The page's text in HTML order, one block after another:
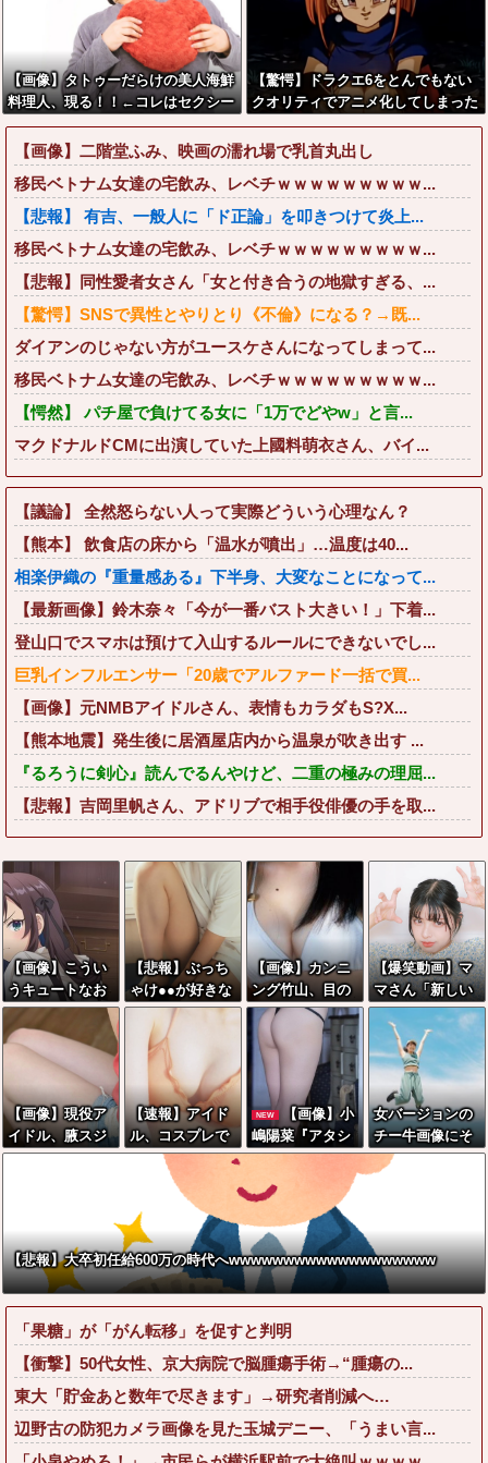
【画像】タトゥーだらけの美人海鮮
料理人、現る！！←コレはセクシー
過ぎてワイらにブッ刺さりまくりw
w w w w w w w w
【驚愕】ドラクエ6をとんでもない
クオリティでアニメ化してしまった
AI動画がこちらｗｗｗｗｗ
【画像】二階堂ふみ、映画の濡れ場で乳首丸出し
移民ベトナム女達の宅飲み、レベチｗｗｗｗｗｗｗｗｗ...
【悲報】 有吉、一般人に「ド正論」を叩きつけて炎上...
移民ベトナム女達の宅飲み、レベチｗｗｗｗｗｗｗｗｗ...
【悲報】同性愛者女さん「女と付き合うの地獄すぎる、...
【驚愕】SNSで異性とやりとり《不倫》になる？→既...
ダイアンのじゃない方がユースケさんになってしまって...
移民ベトナム女達の宅飲み、レベチｗｗｗｗｗｗｗｗｗ...
【愕然】 パチ屋で負けてる女に「1万でどやw」と言...
マクドナルドCMに出演していた上國料萌衣さん、バイ...
【議論】 全然怒らない人って実際どういう心理なん？
【熊本】 飲食店の床から「温水が噴出」…温度は40...
相楽伊織の『重量感ある』下半身、大変なことになって...
【最新画像】鈴木奈々「今が一番バスト大きい！」下着...
登山口でスマホは預けて入山するルールにできないでし...
巨乳インフルエンサー「20歳でアルファード一括で買...
【画像】元NMBアイドルさん、表情もカラダもS?X...
【熊本地震】発生後に居酒屋店内から温泉が吹き出す ...
『るろうに剣心』読んでるんやけど、二重の極みの理屈...
【悲報】吉岡里帆さん、アドリブで相手役俳優の手を取...
【画像】こうい
うキュートなお
尻をしてるヒロ
インwwwwwww
www
【悲報】ぶっち
ゃけ●●が好きな
やつ、集まれww
wwwwwwwww
ww
【画像】カンニ
ング竹山、目の
前で嫁を寝取ら
れてて草wwww
w
【爆笑動画】マ
マさん「新しい
洗濯機買って1発
目に回したらコ
レw」←こwれw
はw w w w w w
w w w w
【画像】現役ア
イドル、腋スジ
が大変なことに
【速報】アイド
ル、コスプレで
うっかりえちえ
ちな谷間がwww
NEW
【画像】小
嶋陽菜『アタシ
で勃起してね』
w
女バージョンの
チー牛画像にそ
っくりすぎる女
性、見つかるww
【悲報】大卒初任給600万の時代へwwwwwwwwwwwwwwwwwww
「果糖」が「がん転移」を促すと判明
【衝撃】50代女性、京大病院で脳腫瘍手術→“腫瘍の...
東大「貯金あと数年で尽きます」→研究者削減へ…
辺野古の防犯カメラ画像を見た玉城デニー、「うまい言...